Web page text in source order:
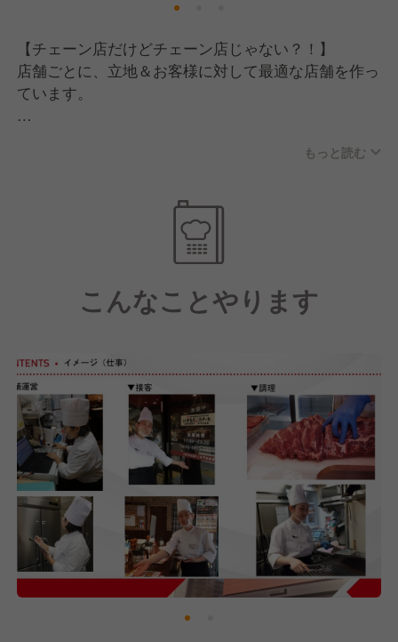
【チェーン店だけどチェーン店じゃない？！】
店舗ごとに、立地＆お客様に対して最適な店舗を作っ
ています。
お店にあっわせた取り組みも認められています。
自分が店舗と向き合った分だけ、よりよいお店になり
もっと読む
こんなことやります